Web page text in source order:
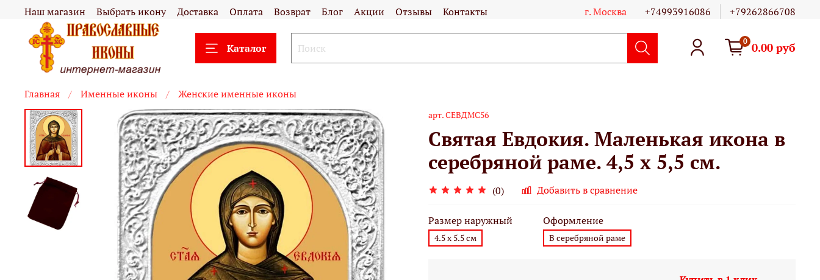
Наш магазин Выбрать икону Доставка Оплата Возврат Блог Акции Отзывы Контакты г. Москва +74993916086 +79262866708
Каталог
0 0.00 руб
Главная Именные иконы Женские именные иконы
арт.СЕВДМС56
Святая Евдокия. Маленькая икона в
серебряной раме. 4,5 х 5,5 см.
(0) Добавить в сравнение
Размер наружный
4.5 х 5.5 см
Оформление
В серебряной раме